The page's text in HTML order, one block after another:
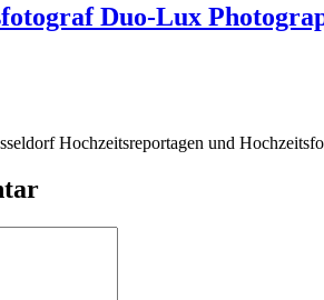
Duo-Lux
Hochzeitsreportagen und